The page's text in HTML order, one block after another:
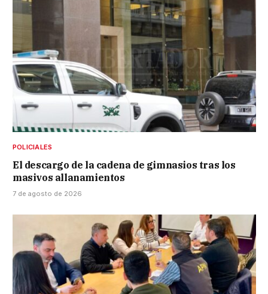
POLICIALES
El descargo de la cadena de gimnasios tras los
masivos allanamientos
7 de agosto de 2026